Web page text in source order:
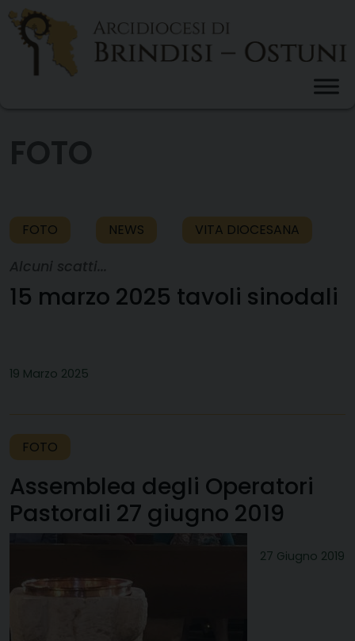
Skip
content
FOTO NEWS VITA DIOCESANA
15 marzo 2025 tavoli sinodali
19 Marzo 2025
FOTO
Assemblea degli Operatori
Pastorali 27 giugno 2019
27 Giugno 2019